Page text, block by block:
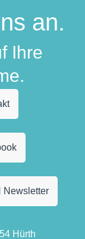
an.
Ihre
Newsletter
Hürth